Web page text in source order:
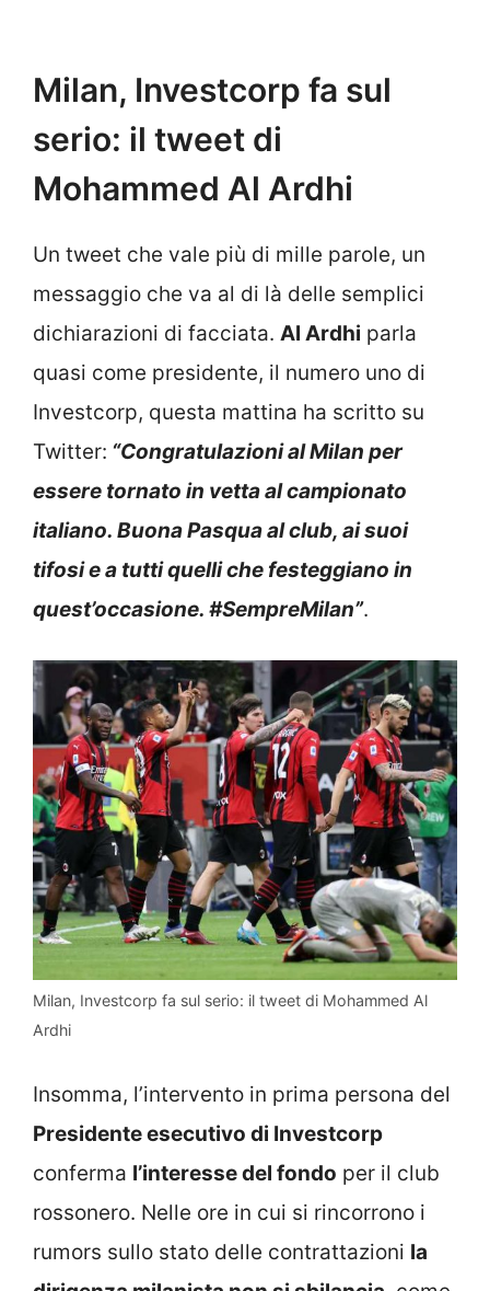
Milan, Investcorp fa sul
serio: il tweet di
Mohammed Al Ardhi
Un tweet che vale più di mille parole, un
messaggio che va al di là delle semplici
dichiarazioni di facciata.
Al Ardhi parla
quasi come presidente, il numero uno di
Investcorp, questa mattina ha scritto su
Twitter:
“Congratulazioni al Milan per
essere tornato in vetta al campionato
italiano. Buona Pasqua al club, ai suoi
tifosi e a tutti quelli che festeggiano in
quest’occasione. #SempreMilan”.
Insomma, l’intervento in prima persona del
Presidente esecutivo di Investcorp
conferma l’interesse del fondo per il club
rossonero. Nelle ore in cui si rincorrono i
rumors sullo stato delle contrattazioni la
dirigenza milanista non si sbilancia
, come